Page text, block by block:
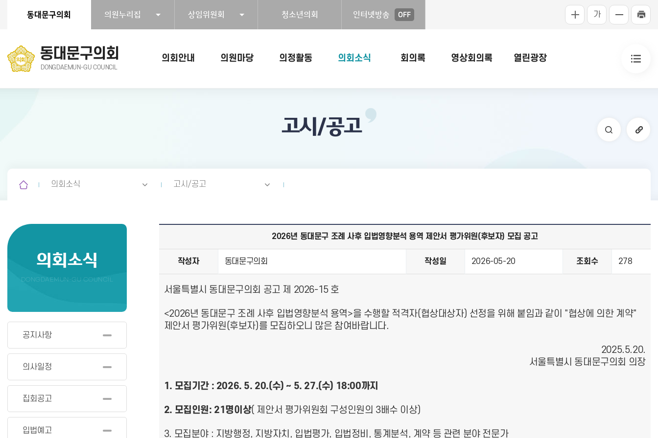
동대문구의회
의원누리집 상임위원회 청소년의회 인터넷방송 OFF 가
동대문구의회
DONGDAEMUN-GU COUNCIL
의회안내 의원마당 의정활동 의회소식 회의록 영상회의록 열린광장
고시/공고
의회소식 고시/공고
의회소식
DONGDAEMUN-GU COUNCIL
공지사항
의사일정
집회공고
입법예고
2026년 동대문구 조례 사후 입법영향분석 용역 제안서 평가위원(후보자) 모집 공고
작성자 동대문구의회 작성일 2026-05-20 조회수 278
서울특별시 동대문구의회 공고 제 2026-15 호
<2026년 동대문구 조례 사후 입법영향분석 용역>을 수행할 적격자(협상대상자) 선정을 위해 붙임과 같이 "협상에 의한 계약"
제안서 평가위원(후보자)를 모집하오니 많은 참여바랍니다.
2025.5.20.
서울특별시 동대문구의회 의장
1. 모집기간 : 2026. 5. 20.(수) ~ 5. 27.(수) 18:00까지
2. 모집인원: 21명이상( 제안서 평가위원회 구성인원의 3배수 이상)
3. 모집분야 : 지방행정, 지방자치, 입법평가, 입법정비, 통계분석, 계약 등 관련 분야 전문가